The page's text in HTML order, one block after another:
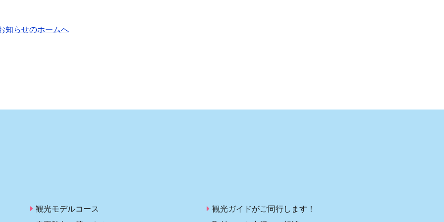
知らせのホームへ
観光モデルコース
観光ガイドがご同行します！